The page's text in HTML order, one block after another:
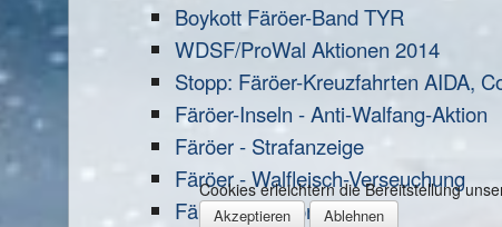
Boykott Färöer-Band TYR
WDSF/ProWal Aktionen 2014
Stopp: Färöer-Kreuzfahrten AIDA,
Färöer-Inseln - Anti-Walfang-Aktion
Färöer - Strafanzeige
Färöer - Walfleisch-Verseuchung
Färöer - Petition
Cookies erleichtern die Bereitstellung
Akzeptieren Ablehnen